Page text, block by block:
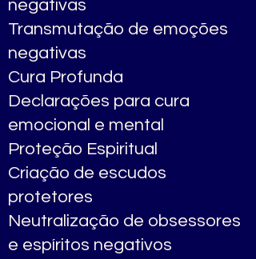
negativas
Transmutação de emoções
negativas
Cura Profunda
Declarações para cura
emocional e mental
Proteção Espiritual
Criação de escudos
protetores
Neutralização de obsessores
e espíritos negativos